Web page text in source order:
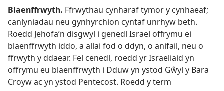
Blaenffrwyth. Ffrwythau cynharaf tymor y cynhaeaf;
canlyniadau neu gynhyrchion cyntaf unrhyw beth.
Roedd Jehofa’n disgwyl i genedl Israel offrymu ei
blaenffrwyth iddo, a allai fod o ddyn, o anifail, neu o
ffrwyth y ddaear. Fel cenedl, roedd yr Israeliaid yn
offrymu eu blaenffrwyth i Dduw yn ystod Gŵyl y Bara
Croyw ac yn ystod Pentecost. Roedd y term